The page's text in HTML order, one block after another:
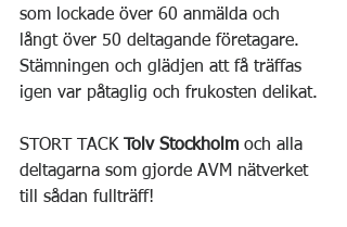
som lockade över 60 anmälda och
långt över 50 deltagande företagare.
Stämningen och glädjen att få träffas
igen var påtaglig och frukosten delikat.
STORT TACK Tolv Stockholm och alla
deltagarna som gjorde AVM nätverket
till sådan fullträff!